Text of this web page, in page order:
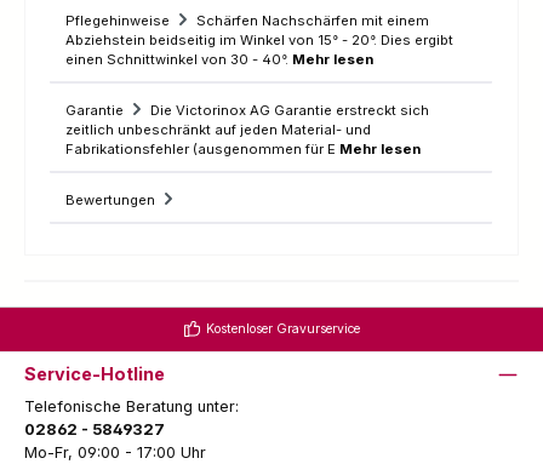
Pflegehinweise
Schärfen Nachschärfen mit einem
Abziehstein beidseitig im Winkel von 15° - 20°. Dies ergibt
einen Schnittwinkel von 30 - 40°. Mehr lesen
Garantie
Die Victorinox AG Garantie erstreckt sich
zeitlich unbeschränkt auf jeden Material- und
Fabrikationsfehler (ausgenommen für E Mehr lesen
Bewertungen
Kostenloser Gravurservice
Service-Hotline
Telefonische Beratung unter:
02862 - 5849327
Mo-Fr, 09:00 - 17:00 Uhr